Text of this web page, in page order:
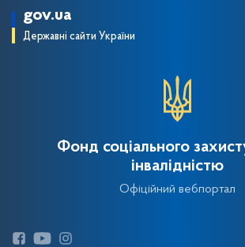
gov.ua
Державні сайти України
Фонд соціального
інвалідністю
Офіційний вебпортал